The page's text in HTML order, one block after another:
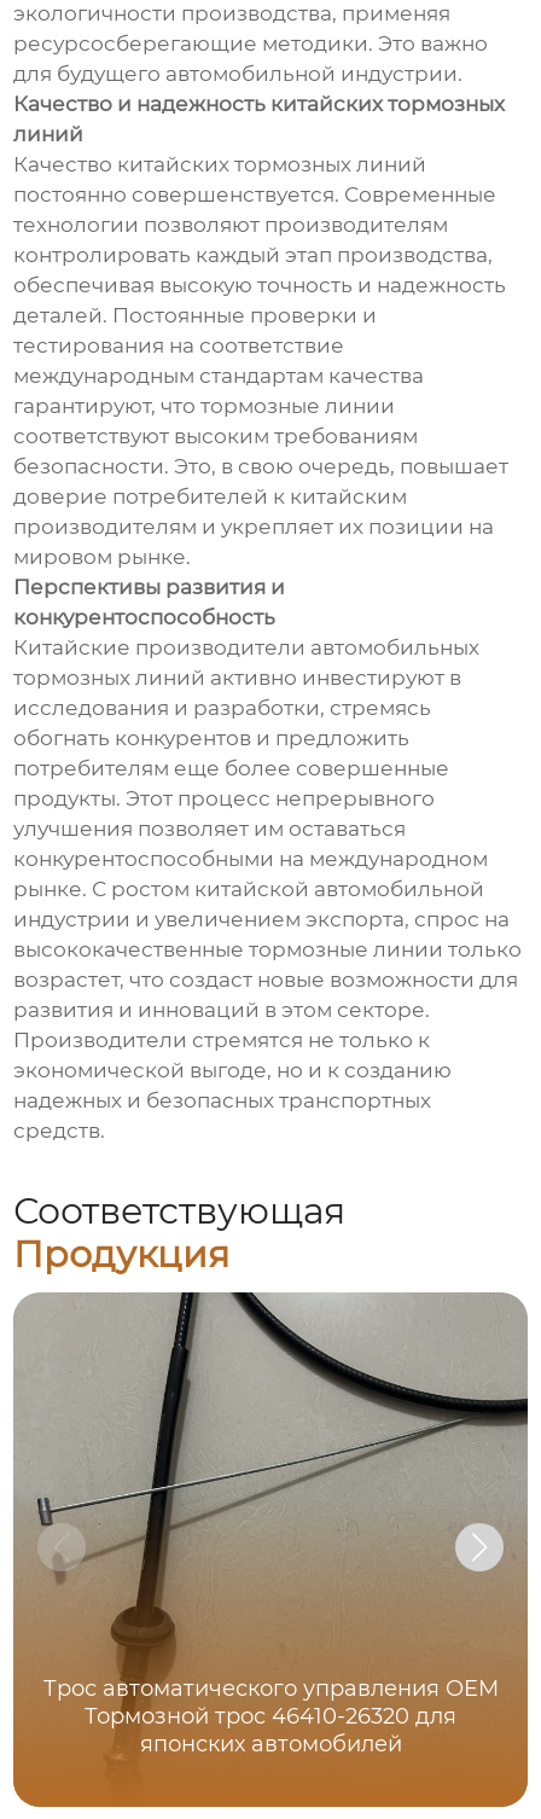
экологичности производства, применяя
ресурсосберегающие методики. Это важно
для будущего автомобильной индустрии.
Качество и надежность китайских тормозных
линий
Качество китайских тормозных линий
постоянно совершенствуется. Современные
технологии позволяют производителям
контролировать каждый этап производства,
обеспечивая высокую точность и надежность
деталей. Постоянные проверки и
тестирования на соответствие
международным стандартам качества
гарантируют, что тормозные линии
соответствуют высоким требованиям
безопасности. Это, в свою очередь, повышает
доверие потребителей к китайским
производителям и укрепляет их позиции на
мировом рынке.
Перспективы развития и
конкурентоспособность
Китайские производители автомобильных
тормозных линий активно инвестируют в
исследования и разработки, стремясь
обогнать конкурентов и предложить
потребителям еще более совершенные
продукты. Этот процесс непрерывного
улучшения позволяет им оставаться
конкурентоспособными на международном
рынке. С ростом китайской автомобильной
индустрии и увеличением экспорта, спрос на
высококачественные тормозные линии только
возрастет, что создаст новые возможности для
развития и инноваций в этом секторе.
Производители стремятся не только к
экономической выгоде, но и к созданию
надежных и безопасных транспортных
средств.
Соответствующая
Продукция
Трос автоматического управления OEM
Тормозной трос 46410-26320 для
японских автомобилей